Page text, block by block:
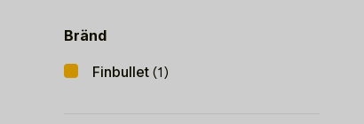
Bränd
Finbullet (1)